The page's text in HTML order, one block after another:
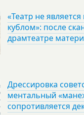
«Театр не
кублом»: после
драмтеатре
Дрессировка
ментальный
сопротивляется